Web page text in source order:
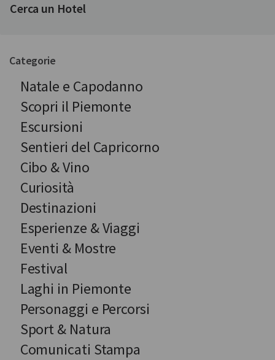
Cerca un Hotel
Categorie
Natale e Capodanno
Scopri il Piemonte
Escursioni
Sentieri del Capricorno
Cibo & Vino
Curiosità
Destinazioni
Esperienze & Viaggi
Eventi & Mostre
Festival
Laghi in Piemonte
Personaggi e Percorsi
Sport & Natura
Comunicati Stampa